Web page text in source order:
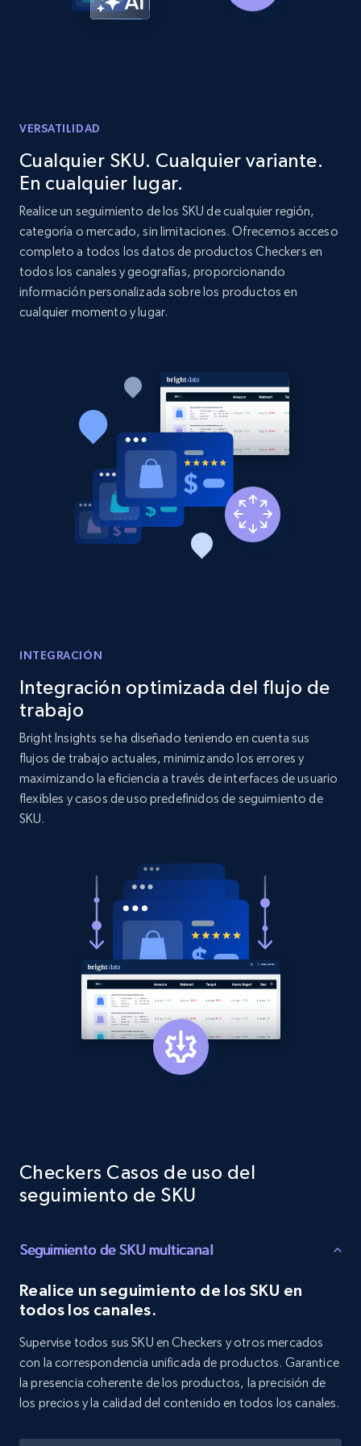
URL, Product id, Listing inventory id, Title, Rating,
Etsy - Collect data on products using
specified keywords
URL, Product id, Listing inventory id, Title, Rating,
Reviews count shop, Reviews count item, Initial
price, and more.
1.9K+ 323+ Comenzar ahora
URL, Product id, Listing inventory id, Title, Rating,
Reviews count shop, Reviews count item, Initial
price, and more.
1.9K+ 323+ Comenzar ahora
Target
URL, Product id, Title, Product description,
Rating, Reviews count, Initial price, Discount,
and more.
Target - Gather data on products using
specified keywords
URL, Product id, Title, Product description,
Rating, Reviews count, Initial price, Discount,
and more.
176+ Comenzar ahora
and more.
Target - Discover products by specified
UPC
URL, Product id, Title, Product description,
Rating, Reviews count, Initial price, Discount,
and more.
VERSATILIDAD
Cualquier SKU. Cualquier variante.
En cualquier lugar.
Realice un seguimiento de los SKU de cualquier región,
categoría o mercado, sin limitaciones. Ofrecemos acceso
completo a todos los datos de productos Checkers en
todos los canales y geografías, proporcionando
información personalizada sobre los productos en
cualquier momento y lugar.
INTEGRACIÓN
Integración optimizada del flujo de
trabajo
Bright Insights se ha diseñado teniendo en cuenta sus
flujos de trabajo actuales, minimizando los errores y
maximizando la eficiencia a través de interfaces de usuario
flexibles y casos de uso predefinidos de seguimiento de
SKU.
Checkers Casos de uso del
seguimiento de SKU
Seguimiento de SKU multicanal
Realice un seguimiento de los SKU en
todos los canales.
Supervise todos sus SKU en Checkers y otros mercados
con la correspondencia unificada de productos. Garantice
la presencia coherente de los productos, la precisión de
los precios y la calidad del contenido en todos los canales.